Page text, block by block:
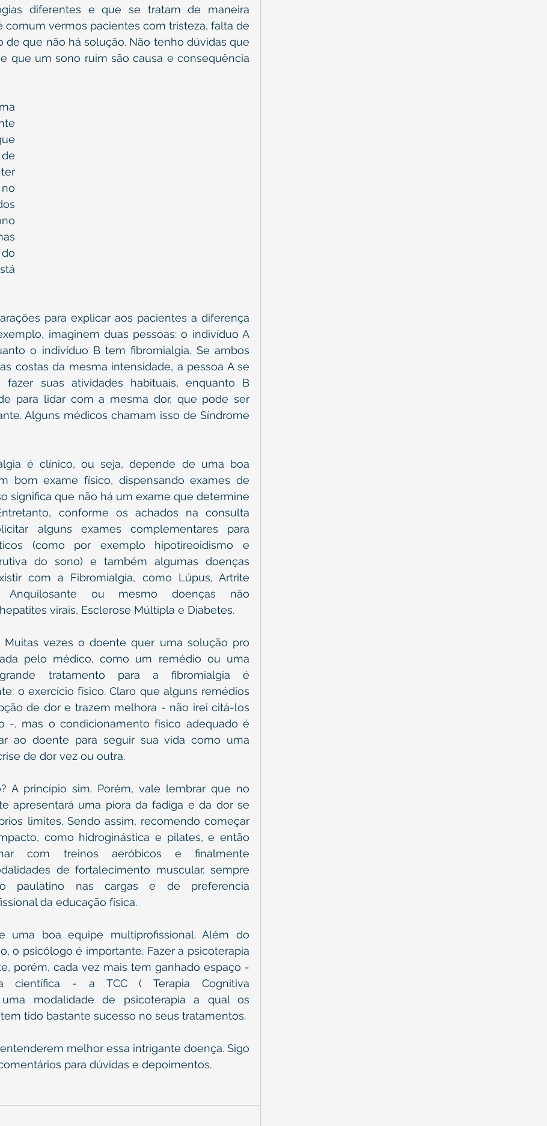
diferentes e que se tratam de maneira
comum vermos pacientes com tristeza, falta de
de que não há solução. Não tenho dúvidas que
que um sono ruim são causa e consequência
para explicar aos pacientes a diferença
imaginem duas pessoas: o indivíduo A
o indivíduo B tem fibromialgia. Se ambos
costas da mesma intensidade, a pessoa A se
fazer suas atividades habituais, enquanto B
para lidar com a mesma dor, que pode ser
Alguns médicos chamam isso de Síndrome
é clínico, ou seja, depende de uma boa
bom exame físico, dispensando exames de
significa que não há um exame que determine
conforme os achados na consulta
alguns exames complementares para
(como por exemplo hipotireoidismo e
do sono) e também algumas doenças
com a Fibromialgia, como Lúpus, Artrite
Anquilosante ou mesmo doenças não
virais, Esclerose Múltipla e Diabetes.
Muitas vezes o doente quer uma solução pro
pelo médico, como um remédio ou uma
tratamento para a fibromialgia é
o exercício físico. Claro que alguns remédios
de dor e trazem melhora - não irei citá-los
-, mas o condicionamento físico adequado é
ao doente para seguir sua vida como uma
de dor vez ou outra.
A princípio sim. Porém, vale lembrar que no
apresentará uma piora da fadiga e da dor se
limites. Sendo assim, recomendo começar
como hidroginástica e pilates, e então
com treinos aeróbicos e finalmente
de fortalecimento muscular, sempre
paulatino nas cargas e de preferencia
da educação física.
uma boa equipe multiprofissional. Além do
o psicólogo é importante. Fazer a psicoterapia
porém, cada vez mais tem ganhado espaço -
científica - a TCC ( Terapia Cognitiva
modalidade de psicoterapia a qual os
tido bastante sucesso no seus tratamentos.
melhor essa intrigante doença. Sigo
para dúvidas e depoimentos.